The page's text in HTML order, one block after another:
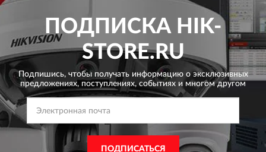
ПОДПИСКА HIK-
STORE.RU
Подпишись, чтобы получать информацию о эксклюзивных
предложениях, поступлениях, событиях и многом другом
ПОДПИСАТЬСЯ